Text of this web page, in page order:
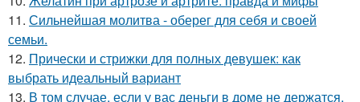
11. Сильнейшая молитва - оберег для себя и своей
семьи.
12. Прически и стрижки для полных девушек: как
выбрать идеальный вариант
13. В том случае, если у вас деньги в доме не держатся,